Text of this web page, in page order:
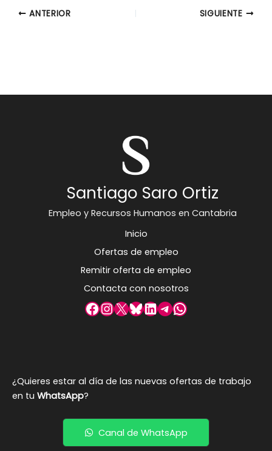
ANTERIOR SIGUIENTE
Santiago Saro Ortiz
Empleo y Recursos Humanos en Cantabria
Inicio
Ofertas de empleo
Remitir oferta de empleo
Contacta con nosotros
Facebook
Instagram
X Bluesky
LinkedIn
Telegram
WhatsApp
¿Quieres estar al día de las nuevas ofertas de trabajo
en tu WhatsApp?
Canal de WhatsApp